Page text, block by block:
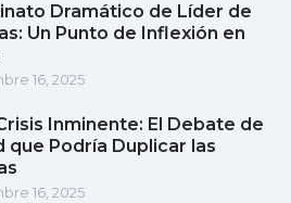
Dramático de Líder de
Un Punto de Inflexión en
16, 2025
Inminente: El Debate de
que Podría Duplicar las
16, 2025